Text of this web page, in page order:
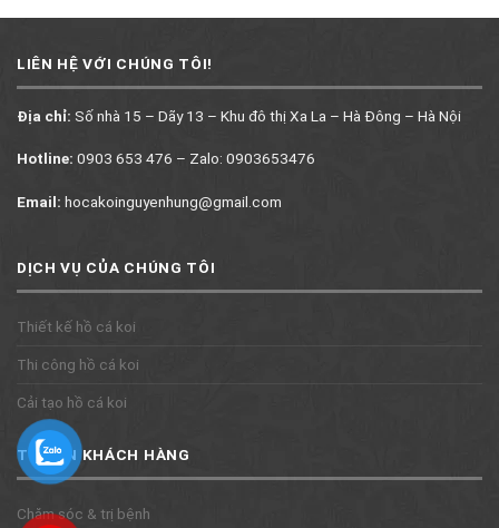
LIÊN HỆ VỚI CHÚNG TÔI!
Địa chỉ: Số nhà 15 – Dãy 13 – Khu đô thị Xa La – Hà Đông – Hà Nội
Hotline: 0903 653 476 – Zalo: 0903653476
Email: hocakoinguyenhung@gmail.com
DỊCH VỤ CỦA CHÚNG TÔI
Thiết kế hồ cá koi
Thi công hồ cá koi
Cải tạo hồ cá koi
TƯ VẤN KHÁCH HÀNG
Chăm sóc & trị bệnh